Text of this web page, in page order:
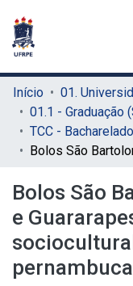
Início
01.1 - Graduação
Bolos São
e